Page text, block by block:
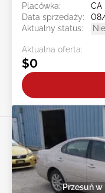
Placówka:
CA
Data sprzedaży:
Aktualny status:
Aktualna oferta:
$0
Przesuń